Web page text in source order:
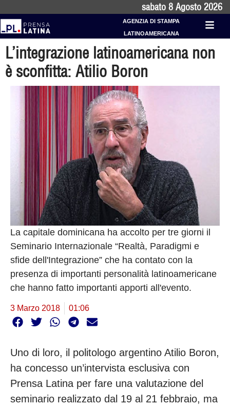
sabato 8 Agosto 2026
AGENZIA DI STAMPA
LATINOAMERICANA
L’integrazione latinoamericana non
è sconfitta: Atilio Boron
La capitale dominicana ha accolto per tre giorni il
Seminario Internazionale “Realtà, Paradigmi e
sfide dell'Integrazione” che ha contato con la
presenza di importanti personalità latinoamericane
che hanno fatto importanti apporti all'evento.
3 Marzo 2018 01:06
Uno di loro, il politologo argentino Atilio Boron,
ha concesso un’intervista esclusiva con
Prensa Latina per fare una valutazione del
seminario realizzato dal 19 al 21 febbraio, ma